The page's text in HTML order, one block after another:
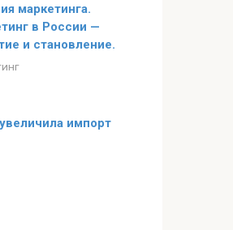
маркетинга.
в России —
и становление.
импорт